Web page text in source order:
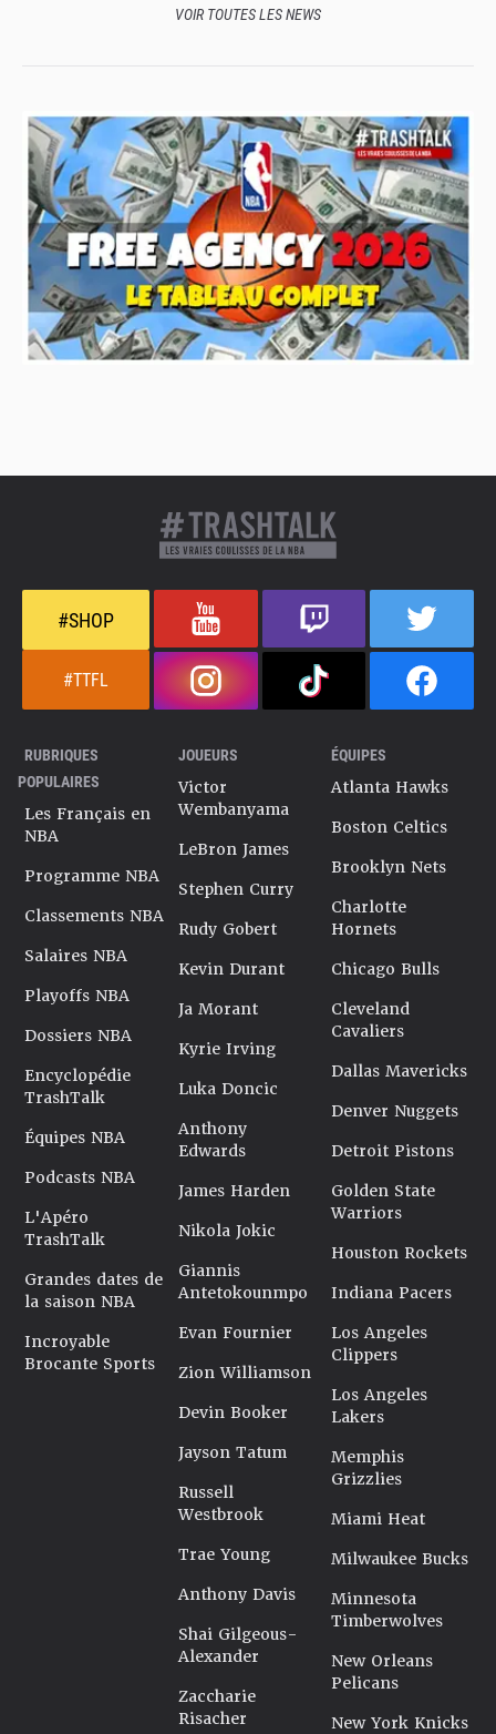
VOIR TOUTES LES NEWS
#SHOP
#TTFL
RUBRIQUES
POPULAIRES
Les Français en
NBA
Programme NBA
Classements NBA
Salaires NBA
Playoffs NBA
Dossiers NBA
Encyclopédie
TrashTalk
Équipes NBA
Podcasts NBA
L'Apéro
TrashTalk
Grandes dates de
la saison NBA
Incroyable
Brocante Sports
JOUEURS
Victor
Wembanyama
LeBron James
Stephen Curry
Rudy Gobert
Kevin Durant
Ja Morant
Kyrie Irving
Luka Doncic
Anthony
Edwards
James Harden
Nikola Jokic
Giannis
Antetokounmpo
Evan Fournier
Zion Williamson
Devin Booker
Jayson Tatum
Russell
Westbrook
Trae Young
Anthony Davis
Shai Gilgeous-
Alexander
Zaccharie
Risacher
ÉQUIPES
Atlanta Hawks
Boston Celtics
Brooklyn Nets
Charlotte
Hornets
Chicago Bulls
Cleveland
Cavaliers
Dallas Mavericks
Denver Nuggets
Detroit Pistons
Golden State
Warriors
Houston Rockets
Indiana Pacers
Los Angeles
Clippers
Los Angeles
Lakers
Memphis
Grizzlies
Miami Heat
Milwaukee Bucks
Minnesota
Timberwolves
New Orleans
Pelicans
New York Knicks